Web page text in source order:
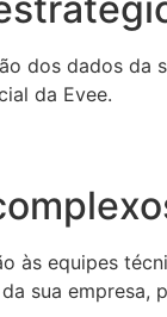
dos dados da
da Evee.
às equipes
sua empresa,